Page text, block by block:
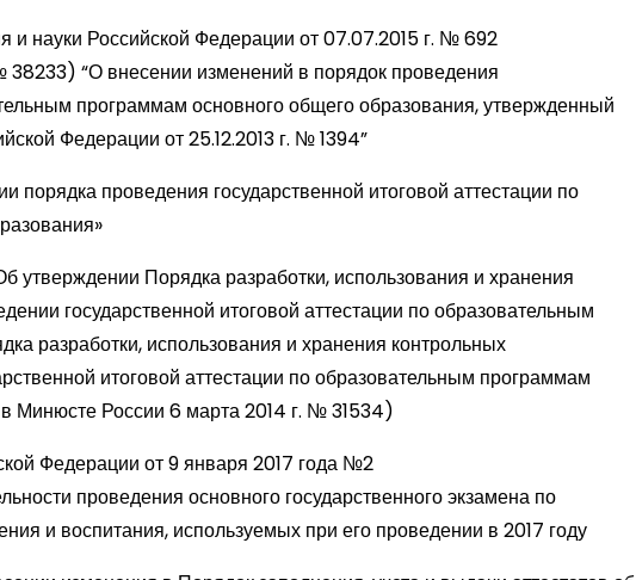
науки Российской Федерации от 07.07.2015 г. № 692
“О внесении изменений в порядок проведения
программам основного общего образования, утвержденный
Федерации от 25.12.2013 г. № 1394”
порядка проведения государственной итоговой аттестации по
утверждении Порядка разработки, использования и хранения
государственной итоговой аттестации по образовательным
разработки, использования и хранения контрольных
итоговой аттестации по образовательным программам
Минюсте России 6 марта 2014 г. № 31534)
Федерации от 9 января 2017 года №2
проведения основного государственного экзамена по
и воспитания, используемых при его проведении в 2017 году